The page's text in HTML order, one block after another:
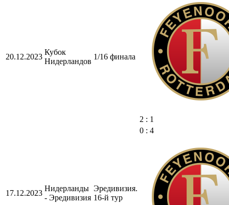
20.12.2023
Кубок
Нидерландов
1/16 финала
2 : 1
17.12.2023
Нидерланды
- Эредивизия
Эредивизия.
16-й тур
0 : 4